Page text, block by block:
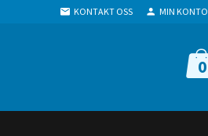
KONTAKT OSS MIN KONTO
0